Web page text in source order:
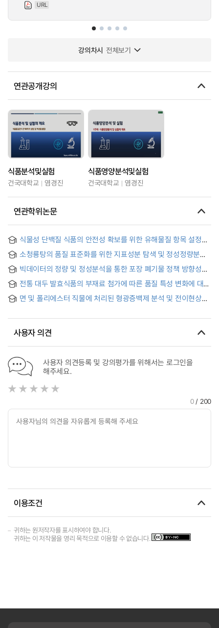
URL
강의차시 전체보기
연관공개강의
식품분석및실험
건국대학교 염경진
식품영양분석및실험
건국대학교 염경진
연관학위논문
식물성 단백질 식품의 안전성 확보를 위한 유해물질 항목 설정과
분석법 유효성 확인 = Verification of Hazardous Substance
and Analysis Methods to Ensure the Safety of Plant-Based
Alternative Foods
소청룡탕의 품질 표준화를 위한 지표성분 탐색 및 정성정량분석
연구
빅데이터의 정량 및 정성분석을 통한 포장 폐기물 정책 방향성
제안에 관한 연구 : 포장 폐기물의 가격과 재활용률의 상관관계
분석 및 소비자 인식분석을 중심으로 = A Study on the
quantitative and qualitative big data analysis on municipal
solid to suggest the better packaging waste treatment
packaging waste price and their recycling rate, and
consumer perception on packaging waste
전통 대두 발효식품의 부재료 첨가에 따른 품질 특성 변화에 대한
연구 동향 = Study Trends on the Quality Characteristics
Changes of Traditional Soybean Fermented Foods by
면 및 폴리에스터 직물에 처리된 형광증백제 분석 및 전이현상
Whitening Agents on Cotton and Polyester Woven
사용자 의견
사용자 의견등록 및 강의평가를 위해서는 로그인을
해주세요.
0/ 200
이용조건
귀하는 원저작자를 표시하여야 합니다.
귀하는 이 저작물을 영리 목적으로 이용할 수 없습니다.